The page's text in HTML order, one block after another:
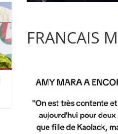
FRANCAIS